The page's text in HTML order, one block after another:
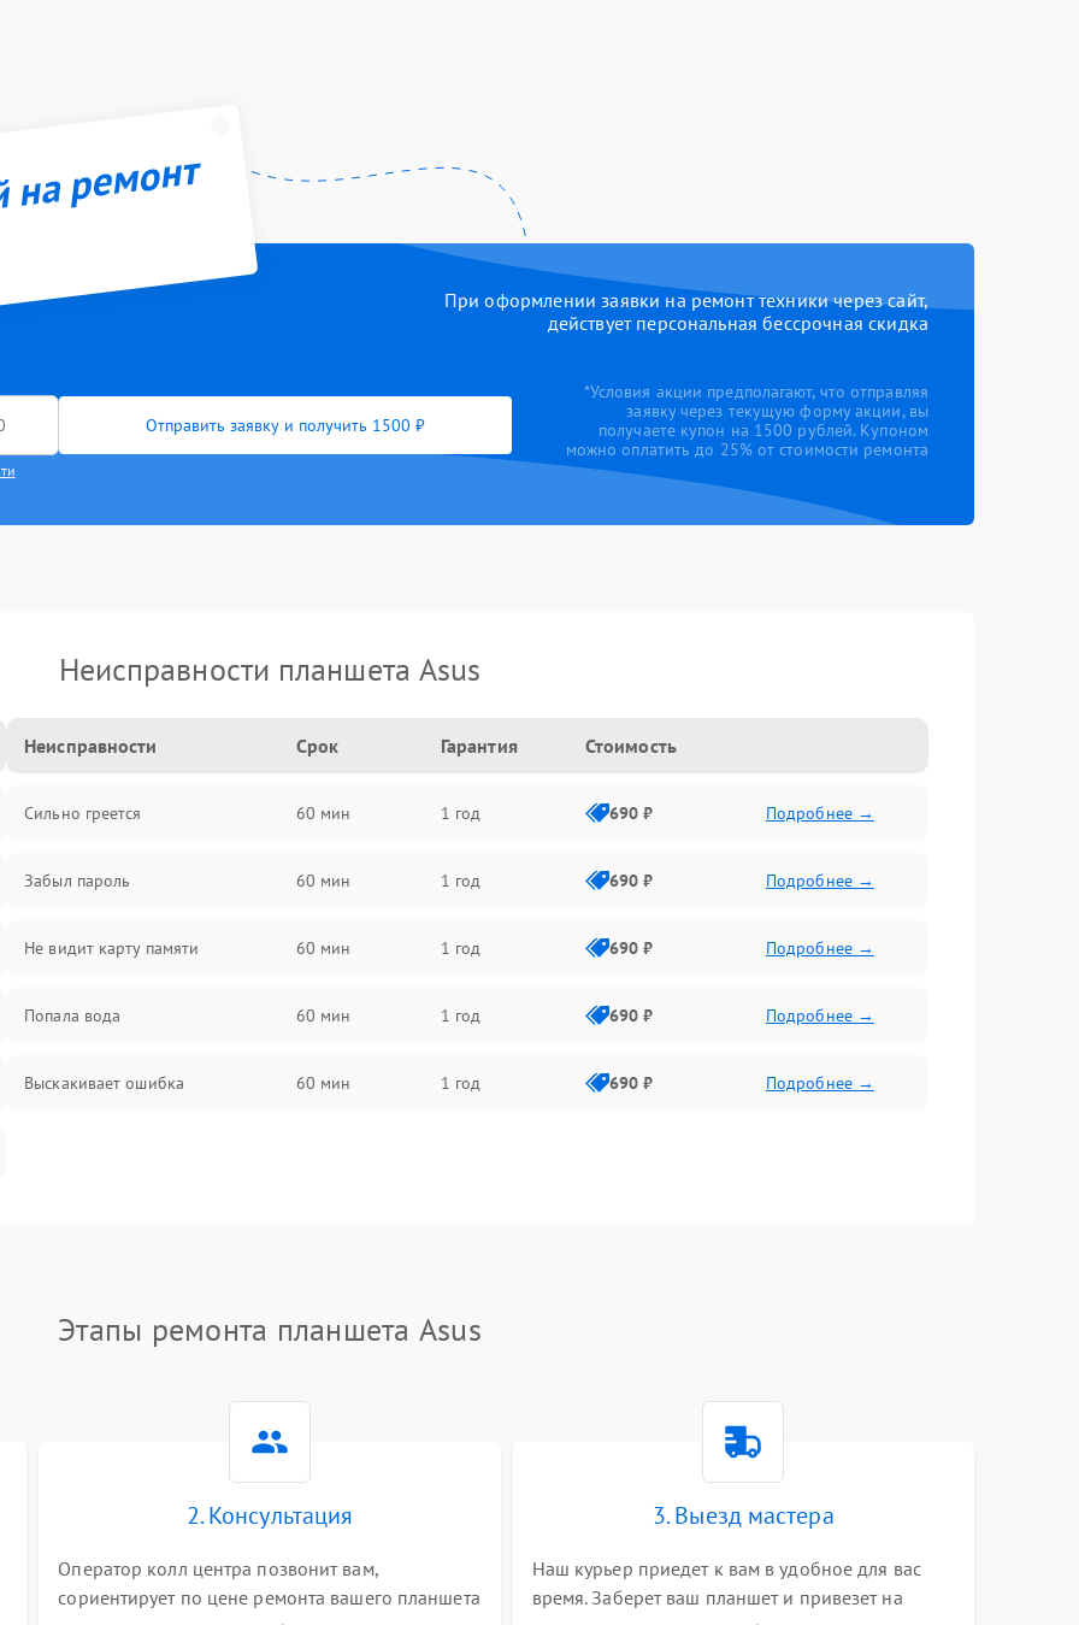
ремонт
При оформлении заявки на ремонт техники через сайт,
действует персональная бессрочная скидка
Отправить заявку и получить 1500 ₽
*Условия акции предполагают, что отправляя
заявку через текущую форму акции, вы
получаете купон на 1500 рублей. Купоном
можно оплатить до 25% от стоимости ремонта
Неисправности планшета Asus
Неисправности Срок Гарантия Стоимость
Сильно греется 60 мин 1 год 690 ₽ Подробнее →
Забыл пароль 60 мин 1 год 690 ₽ Подробнее →
Не видит карту памяти 60 мин 1 год 690 ₽ Подробнее →
Попала вода 60 мин 1 год 690 ₽ Подробнее →
Выскакивает ошибка 60 мин 1 год 690 ₽ Подробнее →
Этапы ремонта планшета Asus
2. Консультация
Оператор колл центра позвонит вам,
сориентирует по цене ремонта вашего планшета
3. Выезд мастера
Наш курьер приедет к вам в удобное для вас
время. Заберет ваш планшет и привезет на